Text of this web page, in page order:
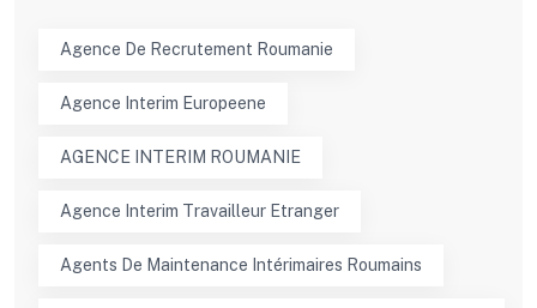
Agence De Recrutement Roumanie
Agence Interim Europeene
AGENCE INTERIM ROUMANIE
Agence Interim Travailleur Etranger
Agents De Maintenance Intérimaires Roumains